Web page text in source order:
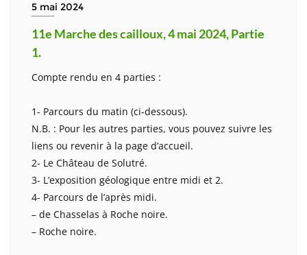
5 mai 2024
11e Marche des cailloux, 4 mai 2024, Partie
1.
Compte rendu en 4 parties :
1- Parcours du matin (ci-dessous).
N.B. : Pour les autres parties, vous pouvez suivre les
liens ou revenir à la page d’accueil.
2- Le Château de Solutré.
3- L’exposition géologique entre midi et 2.
4- Parcours de l’après midi.
– de Chasselas à Roche noire.
– Roche noire.